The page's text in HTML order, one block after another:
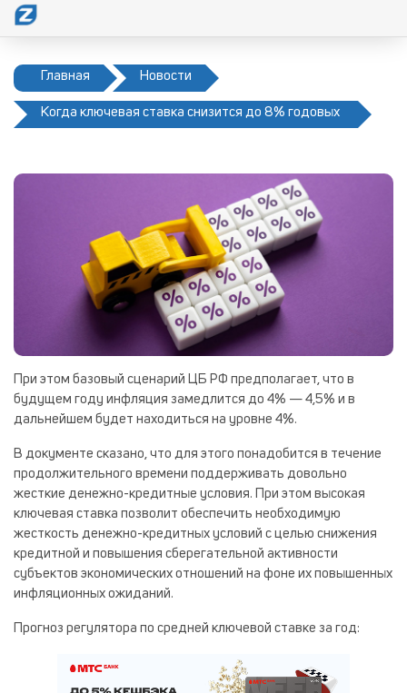
Главная Новости
Когда ключевая ставка снизится до 8% годовых
При этом базовый сценарий ЦБ РФ предполагает, что в
будущем году инфляция замедлится до 4% — 4,5% и в
дальнейшем будет находиться на уровне 4%.
В документе сказано, что для этого понадобится в течение
продолжительного времени поддерживать довольно
жесткие денежно-кредитные условия. При этом высокая
ключевая ставка позволит обеспечить необходимую
жесткость денежно-кредитных условий с целью снижения
кредитной и повышения сберегательной активности
субъектов экономических отношений на фоне их повышенных
инфляционных ожиданий.
Прогноз регулятора по средней ключевой ставке за год: